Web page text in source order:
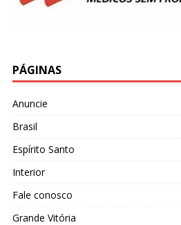
PÁGINAS
Anuncie
Brasil
Espírito Santo
Interior
Fale conosco
Grande Vitória